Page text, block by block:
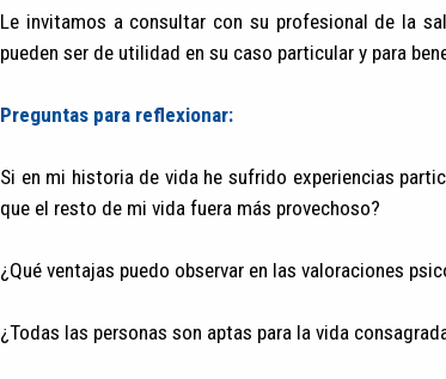
Le invitamos a consultar con su profesional de la
pueden ser de utilidad en su caso particular y para
Preguntas para reflexionar:
Si en mi historia de vida he sufrido experiencias
que el resto de mi vida fuera más provechoso?
¿Qué ventajas puedo observar en las valoraciones
¿Todas las personas son aptas para la vida